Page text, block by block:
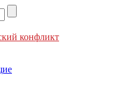
конфликт